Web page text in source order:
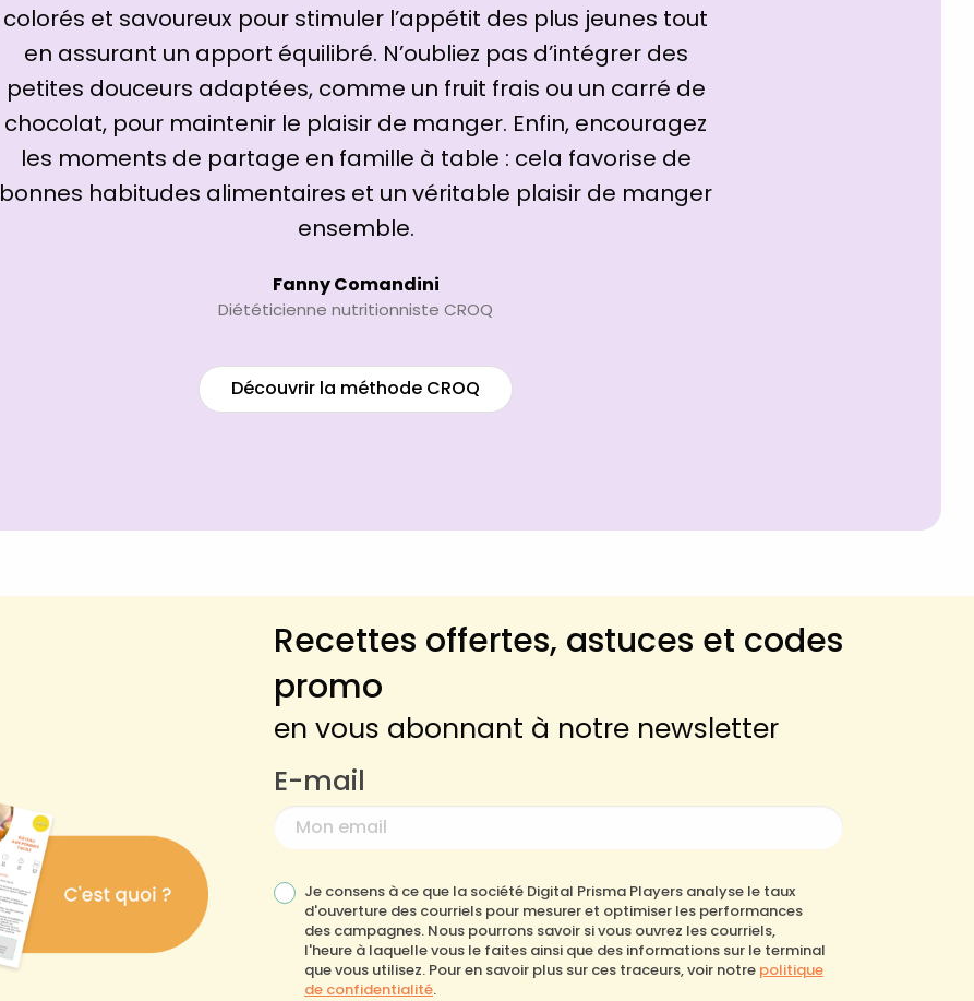
colorés et savoureux pour stimuler l’appétit des plus jeunes tout
en assurant un apport équilibré. N’oubliez pas d’intégrer des
petites douceurs adaptées, comme un fruit frais ou un carré de
chocolat, pour maintenir le plaisir de manger. Enfin, encouragez
les moments de partage en famille à table : cela favorise de
bonnes habitudes alimentaires et un véritable plaisir de manger
ensemble.
Fanny Comandini
Diététicienne nutritionniste CROQ
Découvrir la méthode CROQ
Recettes offertes, astuces et codes
promo
en vous abonnant à notre newsletter
E-mail
Je consens à ce que la société Digital Prisma Players analyse le taux
d'ouverture des courriels pour mesurer et optimiser les performances
des campagnes. Nous pourrons savoir si vous ouvrez les courriels,
l'heure à laquelle vous le faites ainsi que des informations sur le terminal
que vous utilisez. Pour en savoir plus sur ces traceurs, voir notre politique
de confidentialité.